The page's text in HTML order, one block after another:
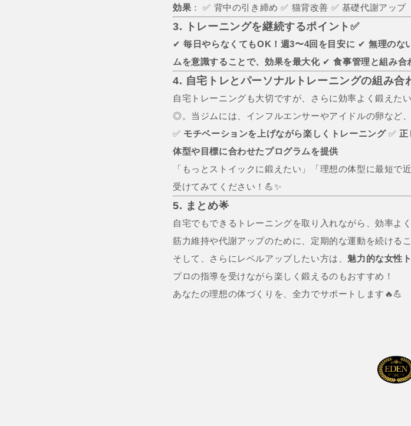
効果 ： ✅ 背中の引き締め ✅ 猫背改善 ✅ 基礎代謝アップ
3. トレーニングを継続するポイント✅
✔毎日やらなくてもOK！週3〜4回を目安に ✔無理のな
ムを意識することで、効果を最大化✔食事管理と組み合
4. 自宅トレとパーソナルトレーニングの組み合
自宅トレーニングも大切ですが、さらに効率よく鍛えた
◎。当ジムには、インフルエンサーやアイドルの卵など、
✅ モチベーションを上げながら楽しくトレーニング✅ 正
体型や目標に合わせたプログラムを提供
「もっとストイックに鍛えたい」「理想の体型に最短
受けてみてください！💪✨
5. まとめ🌟
自宅でもできるトレーニングを取り入れながら、効率よ
筋力維持や代謝アップのために、定期的な運動を続ける
そして、さらにレベルアップしたい方は、 魅力的な女性
プロの指導を受けながら楽しく鍛えるのもおすすめ！
あなたの理想の体づくりを、全力でサポートします🔥💪